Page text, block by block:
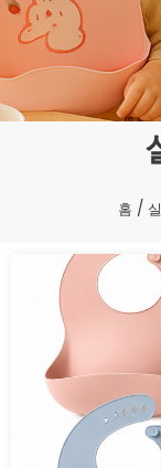
홈 /